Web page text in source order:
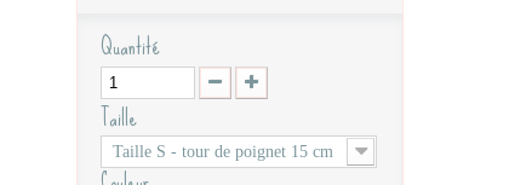
Quantité
Taille
Taille S - tour de poignet 15 cm